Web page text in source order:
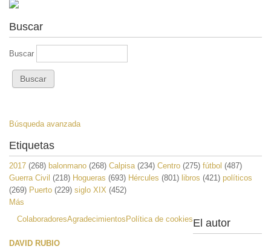
Buscar
Buscar
Búsqueda avanzada
Etiquetas
2017 (268) balonmano (268) Calpisa (234) Centro (275) fútbol (487)
Guerra Civil (218) Hogueras (693) Hércules (801) libros (421) políticos
(269) Puerto (229) siglo XIX (452)
Más
ColaboradoresAgradecimientos Política de cookiesEl autor
DAVID RUBIO